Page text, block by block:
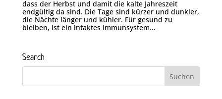
dass der Herbst und damit die kalte Jahreszeit
endgültig da sind. Die Tage sind kürzer und dunkler,
die Nächte länger und kühler. Für gesund zu
bleiben, ist ein intaktes Immunsystem...
Search